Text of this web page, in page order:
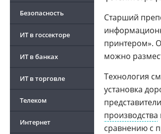
Безопасность
ИТ в госсекторе
ИТ в банках
ИТ в торговле
Телеком
Интернет
Старший
принтером».
можно
Технология
установка
производства
сравнению с